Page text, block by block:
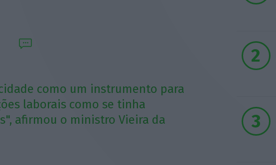
como um instrumento para
laborais como se tinha
afirmou o ministro Vieira da